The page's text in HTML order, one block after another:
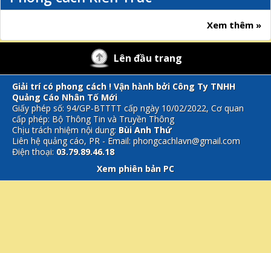
Xem thêm »
Lên đầu trang
Giải trí có phong cách ! Vận hành bởi Công Ty TNHH
Quảng Cáo Nhân Tố Mới
Giấy phép số: 94/GP-BTTTT cấp ngày 10/02/2022, Cơ quan
cấp phép: Bộ Thông Tin và Truyền Thông
Chịu trách nhiệm nội dung: Bùi Anh Thứ
Liên hệ quảng cáo, PR - Email: phongcachlavn@gmail.com
Điện thoại: 03.79.89.46.18
Xem phiên bản PC